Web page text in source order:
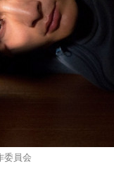
委員会